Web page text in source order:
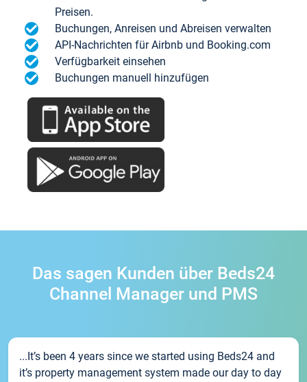
Preisen.
Buchungen, Anreisen und Abreisen verwalten
API-Nachrichten für Airbnb und Booking.com
Verfügbarkeit einsehen
Buchungen manuell hinzufügen
Das sagen Kunden über Beds24
Channel Manager und PMS
...It’s been 4 years since we started using Beds24 and
it’s property management system made our day to day